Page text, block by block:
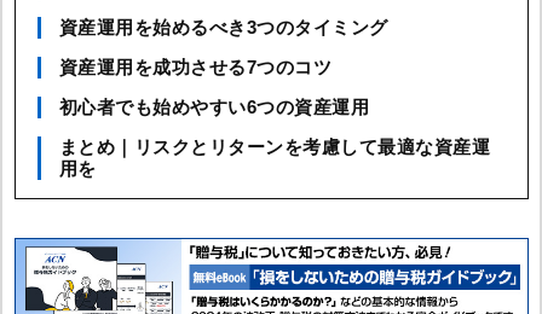
資産運用を始めるべき3つのタイミング
資産運用を成功させる7つのコツ
初心者でも始めやすい6つの資産運用
まとめ｜リスクとリターンを考慮して最適な資産運
用を